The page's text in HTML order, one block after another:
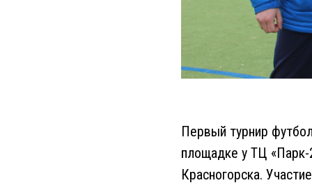
Первый турнир
площадке у ТЦ «Парк-
Красногорска.